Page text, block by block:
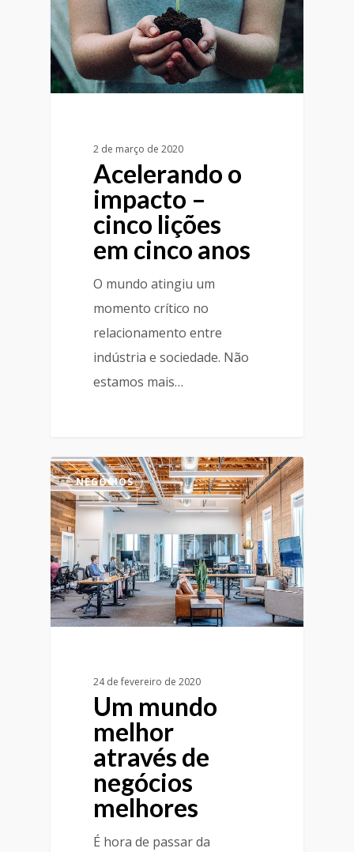
2 de março de 2020
Acelerando o
impacto –
cinco lições
em cinco anos
O mundo atingiu um
momento crítico no
relacionamento entre
indústria e sociedade. Não
estamos mais…
NEGÓCIOS
24 de fevereiro de 2020
Um mundo
melhor
através de
negócios
melhores
É hora de passar da